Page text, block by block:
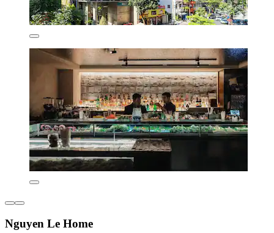
Nguyen Le Home